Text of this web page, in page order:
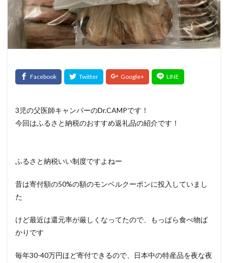
3児の父医師キャンパーのDr.CAMPです！
今回はふるさと納税のおすすめ返礼品の紹介です！
ふるさと納税いい制度ですよねー
昔は寄付額の50%の額のモンベルクーポンに投入していまし
た
けど最近は還元率が厳しくなってたので、もっぱら食べ物ば
かりです
毎年30-40万円ほど寄付できるので、日本中の特産品を夜な夜